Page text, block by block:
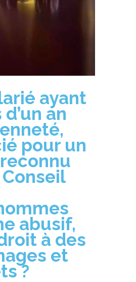
ayant
an
,
pour un
Conseil
abusif,
à des
et
?